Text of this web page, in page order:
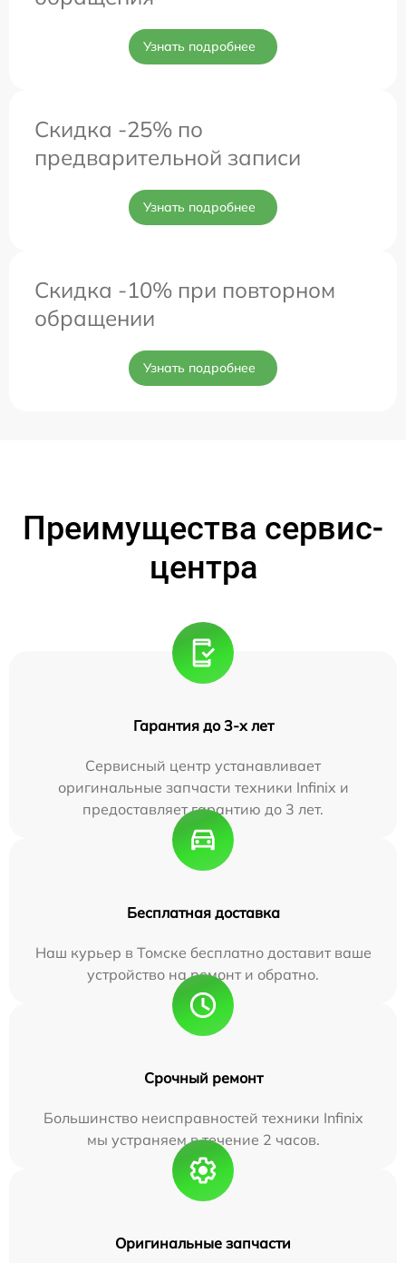
Узнать подробнее
Скидка -25% по
предварительной записи
Узнать подробнее
Скидка -10% при повторном
обращении
Узнать подробнее
Преимущества сервис-
центра
Гарантия до 3-х лет
Сервисный центр устанавливает
оригинальные запчасти техники Infinix и
предоставляет гарантию до 3 лет.
Бесплатная доставка
Наш курьер в Томске бесплатно доставит ваше
устройство на ремонт и обратно.
Срочный ремонт
Большинство неисправностей техники Infinix
мы устраняем в течение 2 часов.
Оригинальные запчасти